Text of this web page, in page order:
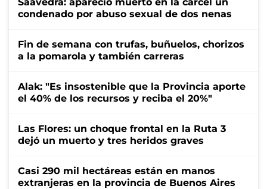
condenado por abuso sexual de dos nenas
Fin de semana con trufas, buñuelos, chorizos
a la pomarola y también carreras
Alak: "Es insostenible que la Provincia aporte
el 40% de los recursos y reciba el 20%"
Las Flores: un choque frontal en la Ruta 3
dejó un muerto y tres heridos graves
Casi 290 mil hectáreas están en manos
extranjeras en la provincia de Buenos Aires